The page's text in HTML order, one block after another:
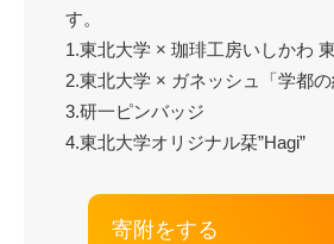
す。
1.東北大学 × 珈琲工房いしかわ
2.東北大学 × ガネッシュ「学都の
3.研一ピンバッジ
4.東北大学オリジナル栞”Hagi”
寄附をする